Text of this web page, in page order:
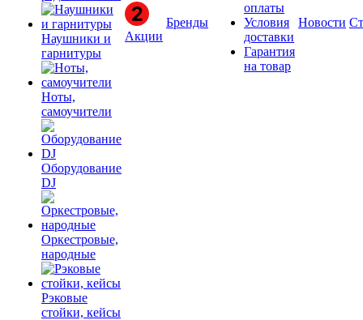
Наушники и
гарнитуры
Ноты,
самоучители
Оборудование
DJ
Оркестровые,
народные
Рэковые
стойки, кейсы
Акции
Бренды
оплаты
Условия
доставки
Гарантия
на товар
Новости